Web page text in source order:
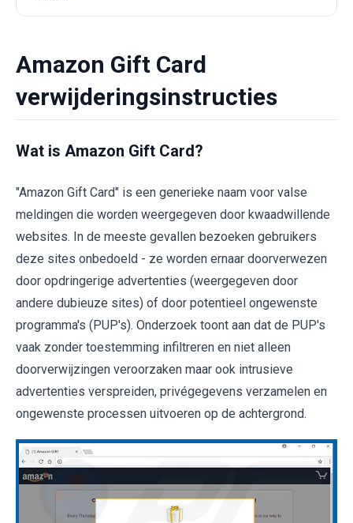
Amazon Gift Card
verwijderingsinstructies
Wat is Amazon Gift Card?
"Amazon Gift Card" is een generieke naam voor valse
meldingen die worden weergegeven door kwaadwillende
websites. In de meeste gevallen bezoeken gebruikers
deze sites onbedoeld - ze worden ernaar doorverwezen
door opdringerige advertenties (weergegeven door
andere dubieuze sites) of door potentieel ongewenste
programma's (PUP's). Onderzoek toont aan dat de PUP's
vaak zonder toestemming infiltreren en niet alleen
doorverwijzingen veroorzaken maar ook intrusieve
advertenties verspreiden, privégegevens verzamelen en
ongewenste processen uitvoeren op de achtergrond.